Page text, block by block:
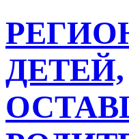
ДЕТЕЙ,